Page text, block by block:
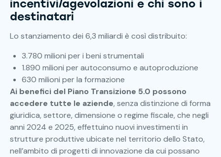
incentivi/agevolazioni e chi sono i
destinatari
Lo stanziamento dei 6,3 miliardi è così distribuito:
3.780 milioni per i beni strumentali
1.890 milioni per autoconsumo e autoproduzione
630 milioni per la formazione
Ai benefici del Piano Transizione 5.0 possono
accedere tutte le aziende, senza distinzione di forma
giuridica, settore, dimensione o regime fiscale, che negli
anni 2024 e 2025, effettuino nuovi investimenti in
strutture produttive ubicate nel territorio dello Stato,
nell’ambito di progetti di innovazione da cui possano